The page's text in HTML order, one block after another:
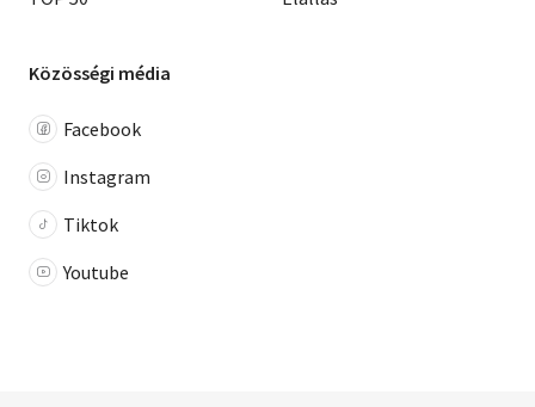
Közösségi média
Facebook
Instagram
Tiktok
Youtube